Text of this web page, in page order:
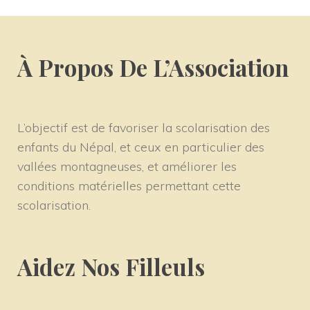
À Propos De L’Association
L’objectif est de favoriser la scolarisation des
enfants du Népal, et ceux en particulier des
vallées montagneuses, et améliorer les
conditions matérielles permettant cette
scolarisation.
Aidez Nos Filleuls